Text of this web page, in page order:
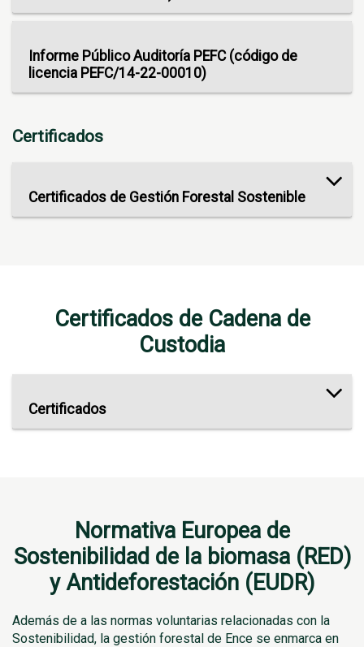
Informe Público Auditoría PEFC (código de
licencia PEFC/14-22-00010)
Certificados
Certificados de Gestión Forestal Sostenible
Certificados de Cadena de
Custodia
Certificados
Normativa Europea de
Sostenibilidad de la biomasa (RED)
y Antideforestación (EUDR)
Además de a las normas voluntarias relacionadas con la
Sostenibilidad, la gestión forestal de Ence se enmarca en